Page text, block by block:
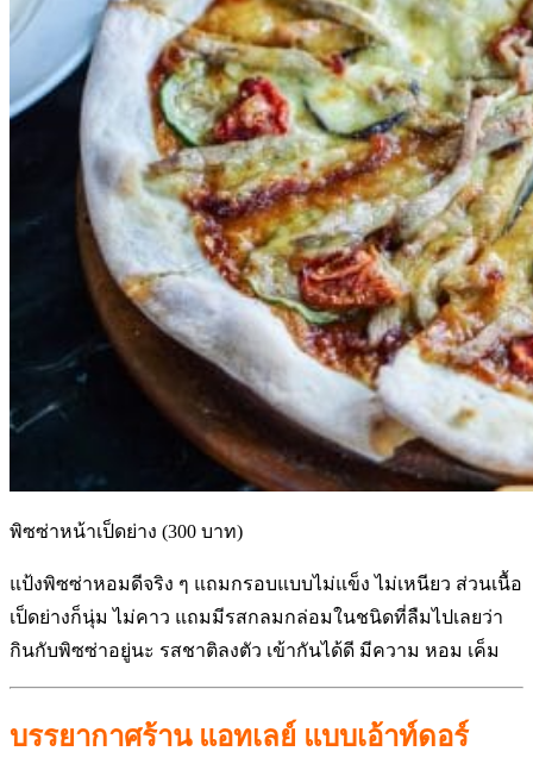
พิซซ่าหน้าเป็ดย่าง (300 บาท)
แป้งพิซซ่าหอมดีจริง ๆ แถมกรอบแบบไม่แข็ง ไม่เหนียว ส่วนเนื้อ
เป็ดย่างก็นุ่ม ไม่คาว แถมมีรสกลมกล่อมในชนิดที่ลืมไปเลยว่า
กินกับพิซซ่าอยู่นะ รสชาติลงตัว เข้ากันได้ดี มีความ หอม เค็ม
บรรยากาศร้าน แอทเลย์ แบบเอ้าท์ดอร์